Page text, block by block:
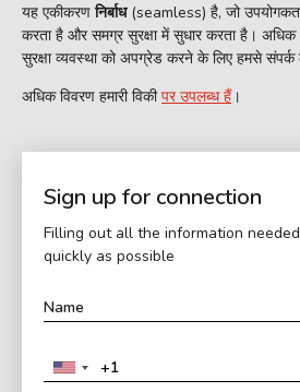
यह एकीकरणनिर्बाध(seamless) है, जो
करता है और समग्र सुरक्षा में सुधार करता है।
सुरक्षा व्यवस्था को अपग्रेड करने के लिए हमसे संपर्क
अधिक विवरण हमारी विकीपर उपलब्ध हैं।
Sign up for connection
Filling out all the information
quickly as possible